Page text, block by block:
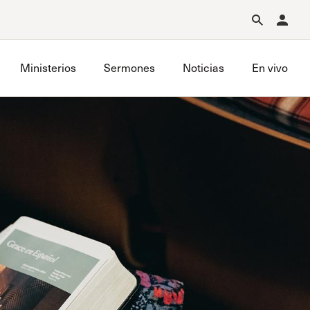
Forgot Password?
Ministerios Sermones Noticias En vivo